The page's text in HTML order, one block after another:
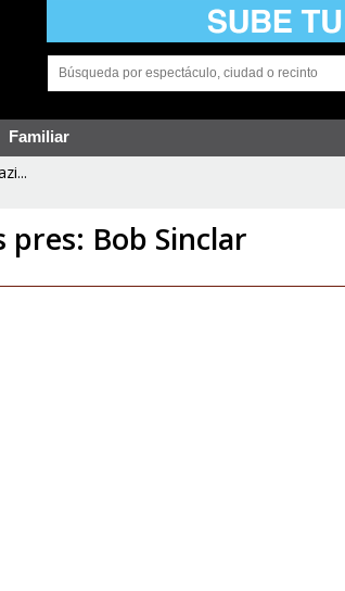
Familiar
pres: Bob Sinclar